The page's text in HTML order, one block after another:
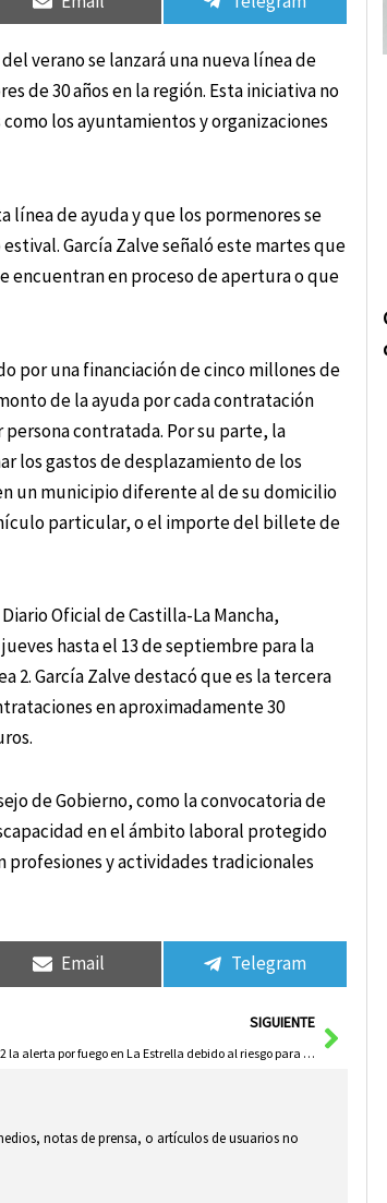
verano se lanzará una nueva línea de
de 30 años en la región. Esta iniciativa no
los ayuntamientos y organizaciones
línea de ayuda y que los pormenores se
García Zalve señaló este martes que
encuentran en proceso de apertura o que
por una financiación de cinco millones de
de la ayuda por cada contratación
contratada. Por su parte, la
los gastos de desplazamiento de los
un municipio diferente al de su domicilio
particular, o el importe del billete de
Oficial de Castilla-La Mancha,
hasta el 13 de septiembre para la
García Zalve destacó que es la tercera
en aproximadamente 30
de Gobierno, como la convocatoria de
en el ámbito laboral protegido
profesiones y actividades tradicionales
Email Telegram
SIGUIENTE
Incrementan a nivel 2 la alerta por fuego en La Estrella debido al riesgo para bienes e infraestructuras
notas de prensa, o artículos de usuarios no